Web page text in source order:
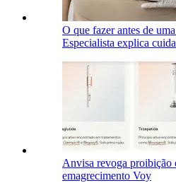
O que fazer antes de
Especialista explica
Anvisa revoga proibição
emagrecimento Voy